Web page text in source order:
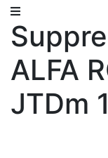
ALFA
JTDm